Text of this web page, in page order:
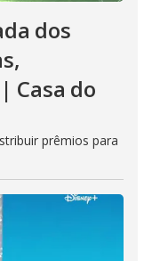
dos
Casa do
prêmios para